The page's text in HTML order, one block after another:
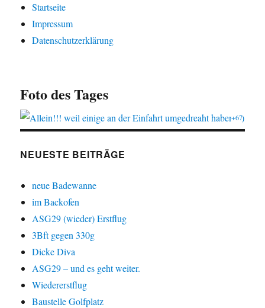
Startseite
Impressum
Datenschutzerklärung
Foto des Tages
+67
NEUESTE BEITRÄGE
neue Badewanne
im Backofen
ASG29 (wieder) Erstflug
3Bft gegen 330g
Dicke Diva
ASG29 – und es geht weiter.
Wiedererstflug
Baustelle Golfplatz